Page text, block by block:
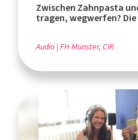
Zwischen Zahnpasta
tragen, wegwerfen?
Audio FH Münster, CIR